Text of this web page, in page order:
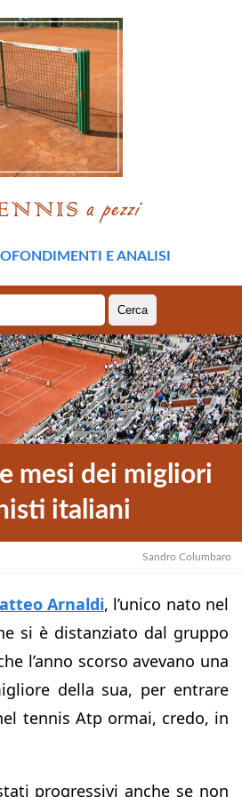
E ANALISI
mesi dei migliori
italiani
Sandro Columbaro
Arnaldi, l’unico nato nel
si è distanziato dal gruppo
l’anno scorso avevano una
della sua, per entrare
tennis Atp ormai, credo, in
progressivi anche se non